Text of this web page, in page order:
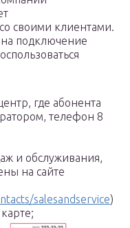
своими клиентами.
на подключение
где абонента
телефон 8
и обслуживания,
на сайте
salesandservice)